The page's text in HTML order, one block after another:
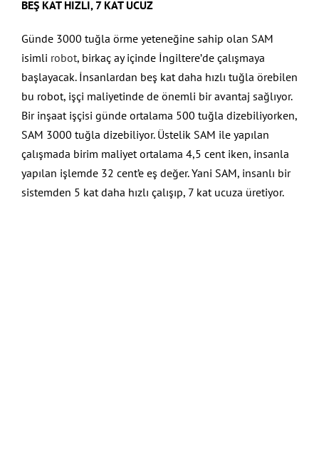
BEŞ KAT HIZLI, 7 KAT UCUZ
Günde 3000 tuğla örme yeteneğine sahip olan SAM
isimli robot, birkaç ay içinde İngiltere’de çalışmaya
başlayacak. İnsanlardan beş kat daha hızlı tuğla örebilen
bu robot, işçi maliyetinde de önemli bir avantaj sağlıyor.
Bir inşaat işçisi günde ortalama 500 tuğla dizebiliyorken,
SAM 3000 tuğla dizebiliyor. Üstelik SAM ile yapılan
çalışmada birim maliyet ortalama 4,5 cent iken, insanla
yapılan işlemde 32 cent’e eş değer. Yani SAM, insanlı bir
sistemden 5 kat daha hızlı çalışıp, 7 kat ucuza üretiyor.